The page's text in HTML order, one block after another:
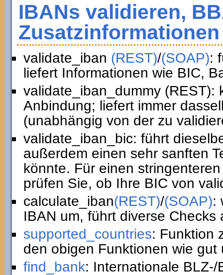
IBANs validieren,
validate_iban (REST)/(SOAP):
liefert Informationen wie BIC,
validate_iban_dummy (REST):
Anbindung; liefert immer
(unabhängig von der zu
validate_iban_bic: führt
außerdem einen sehr sanften
könnte. Für einen
prüfen Sie, ob Ihre BIC von
calculate_iban(REST)/(SOAP):
IBAN um, führt diverse
supported_countries: Funktion
den obigen Funktionen wie gut
find_bank: Internationale BLZ-/